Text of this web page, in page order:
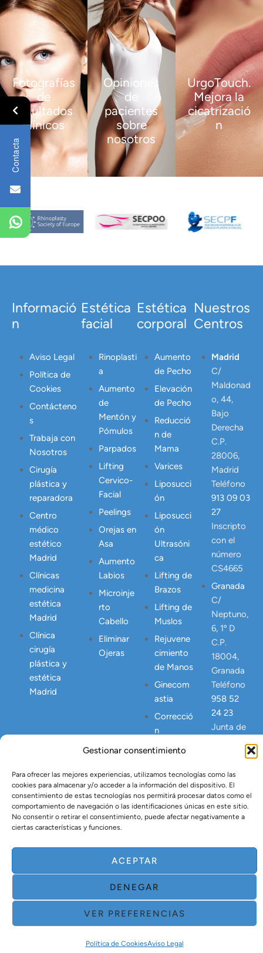
Gestionar consentimiento
Para ofrecer las mejores experiencias, utilizamos tecnologías como las
cookies para almacenar y/o acceder a la información del dispositivo. El
consentimiento de estas tecnologías nos permitirá procesar datos como el
comportamiento de navegación o las identificaciones únicas en este sitio.
No consentir o retirar el consentimiento, puede afectar negativamente a
ciertas características y funciones.
ACEPTAR
DENEGAR
VER PREFERENCIAS
Política de CookiesAviso Legal
Contacta
Fotografías
de
resultados
clínicos
VER
MÁS
Opiniones
de
pacientes
sobre
nosotros
VER
MÁS
UrgoTouch.
Mejora la
cicatrizació
n
VER
MÁS
Informació
n
Aviso Legal
Política de
Cookies
Contácteno
s
Trabaja con
Nosotros
Cirugía
plástica y
reparadora
Centro
médico
estético
Madrid
Clínicas
medicina
estética
Madrid
Clínica
cirugía
plástica y
estética
Madrid
Estética
facial
Rinoplasti
a
Aumento
de
Mentón y
Pómulos
Parpados
Lifting
Cervico-
Facial
Peelings
Orejas en
Asa
Aumento
Labios
Microinje
rto
Cabello
Eliminar
Ojeras
Estética
corporal
Aumento
de Pecho
Elevación
de Pecho
Reducció
n de
Mama
Varices
Liposucci
ón
Liposucci
ón
Ultrasóni
ca
Lifting de
Brazos
Lifting de
Muslos
Rejuvene
cimiento
de Manos
Ginecom
astia
Correcció
n
Abdomen
o
Lipo
Vaser
Tratamien
Plasma
Nuestros
Centros
Madrid
C/
Maldonad
o, 44,
Bajo
Derecha
C.P.
28006,
Madrid
Teléfono
913 09 03
27
Inscripto
con el
número
CS4665
Granada
C/
Neptuno,
6, 1º D
C.P.
18004,
Granada
Teléfono
958 52
24 23
Junta de
23445